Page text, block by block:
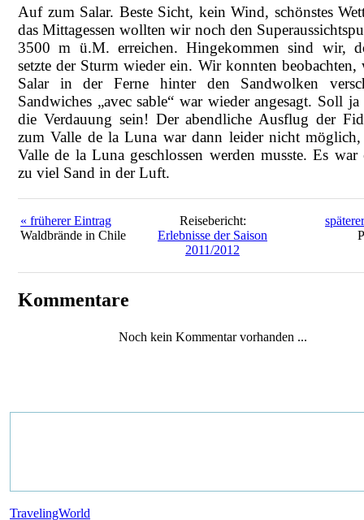
Auf zum Salar. Beste Sicht, kein Wind, schönstes
das Mittagessen wollten wir noch den
3500 m ü.M. erreichen. Hingekommen sind wir,
setzte der Sturm wieder ein. Wir konnten beobachten,
Salar in der Ferne hinter den Sandwolken
Sandwiches „avec sable“ war wieder angesagt. Soll
die Verdauung sein! Der abendliche Ausflug der
zum Valle de la Luna war dann leider nicht möglich,
Valle de la Luna geschlossen werden musste. Es war
zu viel Sand in der Luft.
« früherer Eintrag
Waldbrände in Chile
Reisebericht:
Erlebnisse der Saison
2011/2012
Kommentare
Noch kein Kommentar vorhanden ...
TravelingWorld